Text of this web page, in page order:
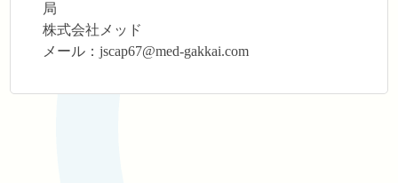
局
株式会社メッド
メール：jscap67@med-gakkai.com